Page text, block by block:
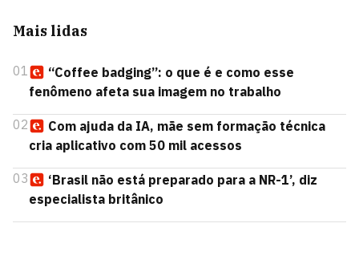
Mais lidas
01
“Coffee badging”: o que é e como esse
fenômeno afeta sua imagem no trabalho
02
Com ajuda da IA, mãe sem formação técnica
cria aplicativo com 50 mil acessos
03
‘Brasil não está preparado para a NR-1’, diz
especialista britânico